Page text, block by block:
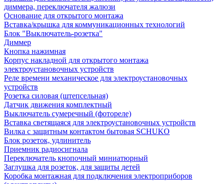
диммера, переключателя жалюзи
Основание для открытого монтажа
Вставка/крышка для коммуникационных технологий
Блок "Выключатель-розетка"
Диммер
Кнопка нажимная
Корпус накладной для открытого монтажа
электроустановочных устройств
Реле времени механическое для электроустановочных
устройств
Розетка силовая (штепсельная)
Датчик движения комплектный
Выключатель сумеречный (фотореле)
Вставка светящаяся для электроустановочных устройств
Вилка с защитным контактом бытовая SCHUKO
Блок розеток, удлинитель
Приемник радиосигнала
Переключатель кнопочный миниатюрный
Заглушка для розеток, для защиты детей
Коробка монтажная для подключения электроприборов